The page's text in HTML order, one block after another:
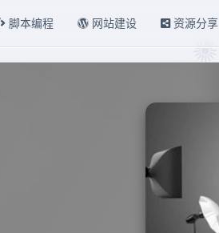
脚本编程 网站建设 资源分享